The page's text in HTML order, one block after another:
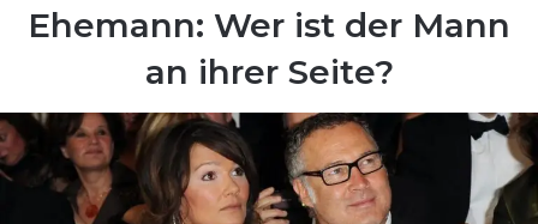
Ehemann: Wer ist der Mann
an ihrer Seite?